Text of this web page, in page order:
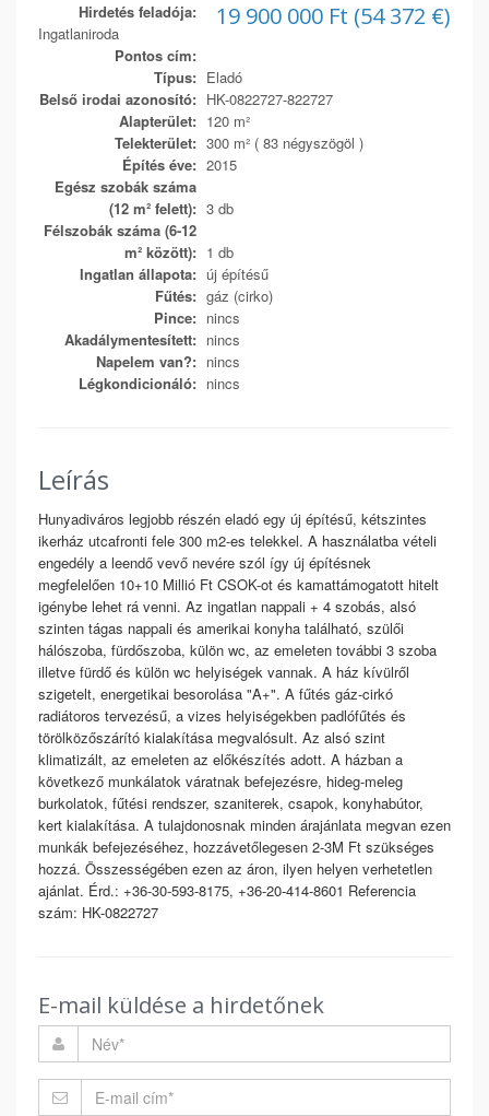
19 900 000 Ft (54 372 €)
Hirdetés feladója:
Ingatlaniroda
Pontos cím:
Típus: Eladó
Belső irodai azonosító: HK-0822727-822727
Alapterület: 120 m²
Telekterület: 300 m² ( 83 négyszögöl )
Építés éve: 2015
Egész szobák száma
(12 m² felett): 3 db
Félszobák száma (6-12
m² között): 1 db
Ingatlan állapota: új építésű
Fűtés: gáz (cirko)
Pince: nincs
Akadálymentesített: nincs
Napelem van?: nincs
Légkondicionáló: nincs
Leírás
Hunyadiváros legjobb részén eladó egy új építésű, kétszintes
ikerház utcafronti fele 300 m2-es telekkel. A használatba vételi
engedély a leendő vevő nevére szól így új építésnek
megfelelően 10+10 Millió Ft CSOK-ot és kamattámogatott hitelt
igénybe lehet rá venni. Az ingatlan nappali + 4 szobás, alsó
szinten tágas nappali és amerikai konyha található, szülői
hálószoba, fürdőszoba, külön wc, az emeleten további 3 szoba
illetve fürdő és külön wc helyiségek vannak. A ház kívülről
szigetelt, energetikai besorolása "A+". A fűtés gáz-cirkó
radiátoros tervezésű, a vizes helyiségekben padlófűtés és
törölközőszárító kialakítása megvalósult. Az alsó szint
klimatizált, az emeleten az előkészítés adott. A házban a
következő munkálatok váratnak befejezésre, hideg-meleg
burkolatok, fűtési rendszer, szaniterek, csapok, konyhabútor,
kert kialakítása. A tulajdonosnak minden árajánlata megvan ezen
munkák befejezéséhez, hozzávetőlegesen 2-3M Ft szükséges
hozzá. Összességében ezen az áron, ilyen helyen verhetetlen
ajánlat. Érd.: +36-30-593-8175, +36-20-414-8601 Referencia
szám: HK-0822727
E-mail küldése a hirdetőnek